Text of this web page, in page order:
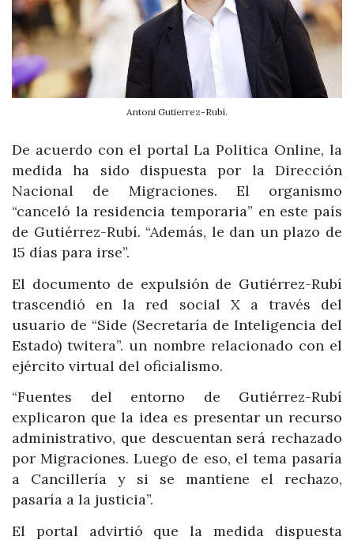
Antoni Gutierrez-Rubí.
De acuerdo con el portal La Politica Online, la
medida ha sido dispuesta por la Dirección
Nacional de Migraciones. El organismo
“canceló la residencia temporaria” en este país
de Gutiérrez-Rubí. “Además, le dan un plazo de
15 días para irse”.
El documento de expulsión de Gutiérrez-Rubí
trascendió en la red social X a través del
usuario de “Side (Secretaría de Inteligencia del
Estado) twitera”. un nombre relacionado con el
ejército virtual del oficialismo.
“Fuentes del entorno de Gutiérrez-Rubí
explicaron que la idea es presentar un recurso
administrativo, que descuentan será rechazado
por Migraciones. Luego de eso, el tema pasaría
a Cancillería y si se mantiene el rechazo,
pasaría a la justicia”.
El portal advirtió que la medida dispuesta